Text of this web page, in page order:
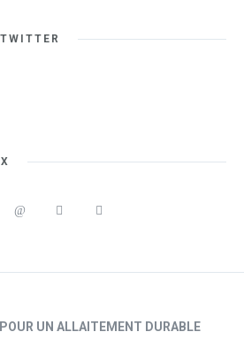
UN ALLAITEMENT DURABLE